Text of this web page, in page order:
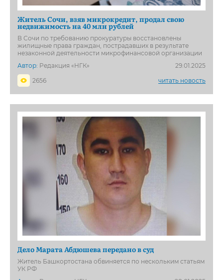
Житель Сочи, взяв микрокредит, продал свою
недвижимость на 40 млн рублей
В Сочи по требованию прокуратуры восстановлены
жилищные права граждан, пострадавших в результате
незаконной деятельности микрофинансовой организации
Автор: Редакция «НГК»
29.01.2025
2656
читать новость
Дело Марата Абдюшева передано в суд
Житель Башкортостана обвиняется по нескольким статьям
УК РФ